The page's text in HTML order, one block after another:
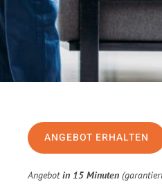
ANGEBOT ERHALTEN
Angebotin 15 Minuten